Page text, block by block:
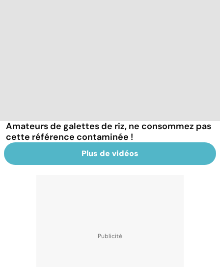
Amateurs de galettes de riz, ne consommez pas
cette référence contaminée !
Plus de vidéos